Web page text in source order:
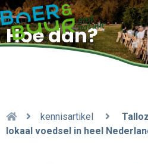
Hoe dan?
kennisartikel
lokaal voedsel in heel